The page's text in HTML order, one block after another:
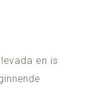
en is